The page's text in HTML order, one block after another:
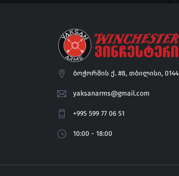
ბოჭორმის ქ. #8, თბილისი, 0144
yaksanarms@gmail.com
+995 599 77 06 51
10:00 - 18:00